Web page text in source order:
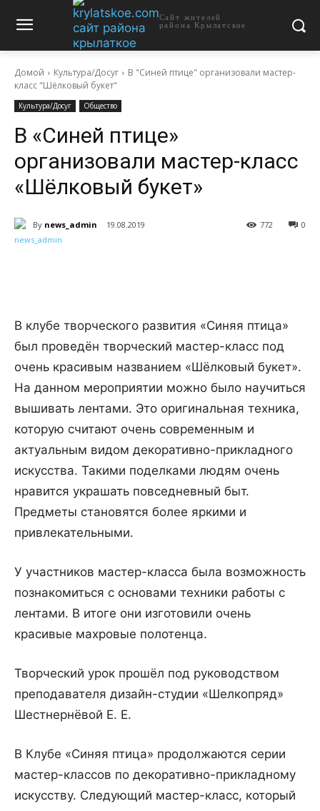
Сайт жителей
района Крылатское
Домой Культура/Досуг
В "Синей птице" организовали мастер-
класс "Шёлковый букет"
Культура/Досуг Общество
В «Синей птице»
организовали мастер-класс
«Шёлковый букет»
By news_admin 19.08.2019 0
772
В клубе творческого развития «Синяя птица»
был проведён творческий мастер-класс под
очень красивым названием «Шёлковый букет».
На данном мероприятии можно было научиться
вышивать лентами. Это оригинальная техника,
которую считают очень современным и
актуальным видом декоративно-прикладного
искусства. Такими поделками людям очень
нравится украшать повседневный быт.
Предметы становятся более яркими и
привлекательными.
У участников мастер-класса была возможность
познакомиться с основами техники работы с
лентами. В итоге они изготовили очень
красивые махровые полотенца.
Творческий урок прошёл под руководством
преподавателя дизайн-студии «Шелкопряд»
Шестнернёвой Е. Е.
В Клубе «Синяя птица» продолжаются серии
мастер-классов по декоративно-прикладному
искусству. Следующий мастер-класс, который